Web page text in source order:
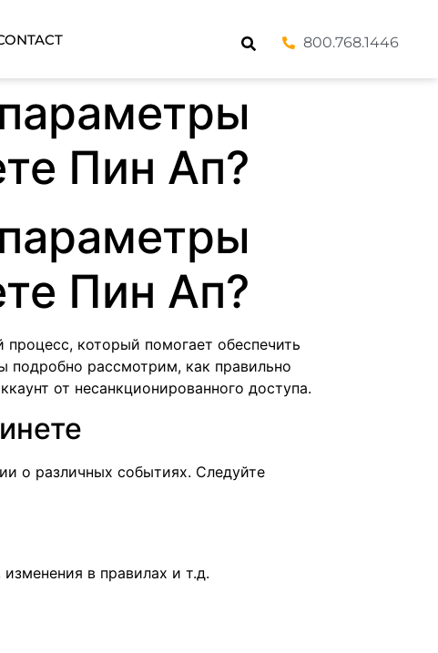
800.768.1446
Пин Ап?
Пин Ап?
который помогает обеспечить
подробно рассмотрим, как правильно
от несанкционированного доступа.
о различных событиях. Следуйте
в правилах и т.д.